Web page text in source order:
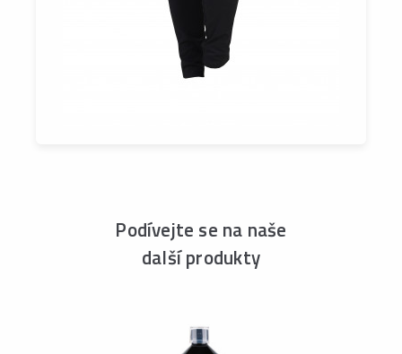
Podívejte se na naše
další produkty